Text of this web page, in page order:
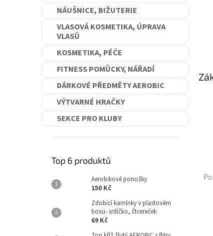
NÁUŠNICE, BIŽUTERIE
VLASOVÁ KOSMETIKA, ÚPRAVA
VLASŮ
KOSMETIKA, PÉČE
FITNESS POMŮCKY, NÁŘADÍ
DÁRKOVÉ PŘEDMĚTY AEROBIC
VÝTVARNÉ HRAČKY
SEKCE PRO KLUBY
Top 6 produktů
Aerobikové ponožky
150 Kč
Zdobící kamínky v plastovém
boxu- srdíčko, čtvereček
69 Kč